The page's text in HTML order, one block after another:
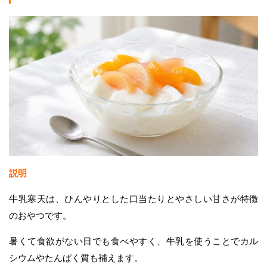
説明
牛乳寒天は、ひんやりとした口当たりとやさしい甘さが特徴
のおやつです。
暑くて食欲がない日でも食べやすく、牛乳を使うことでカル
シウムやたんぱく質も補えます。